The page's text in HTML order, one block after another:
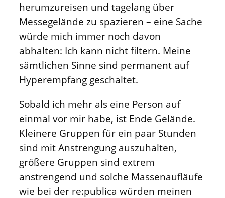
herumzureisen und tagelang über
Messegelände zu spazieren – eine Sache
würde mich immer noch davon
abhalten: Ich kann nicht filtern. Meine
sämtlichen Sinne sind permanent auf
Hyperempfang geschaltet.
Sobald ich mehr als eine Person auf
einmal vor mir habe, ist Ende Gelände.
Kleinere Gruppen für ein paar Stunden
sind mit Anstrengung auszuhalten,
größere Gruppen sind extrem
anstrengend und solche Massenaufläufe
wie bei der re:publica würden meinen